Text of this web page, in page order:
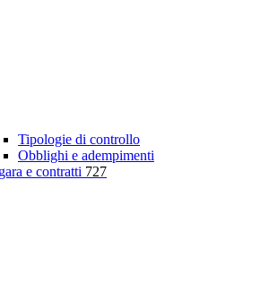
Tipologie di controllo
Obblighi e adempimenti
e contratti 727